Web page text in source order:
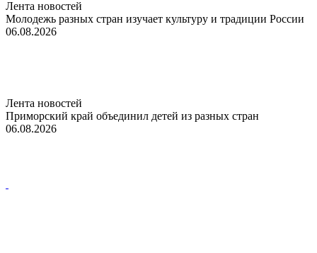
Лента новостей
Молодежь разных стран изучает культуру и традиции России
06.08.2026
Лента новостей
Приморский край объединил детей из разных стран
06.08.2026